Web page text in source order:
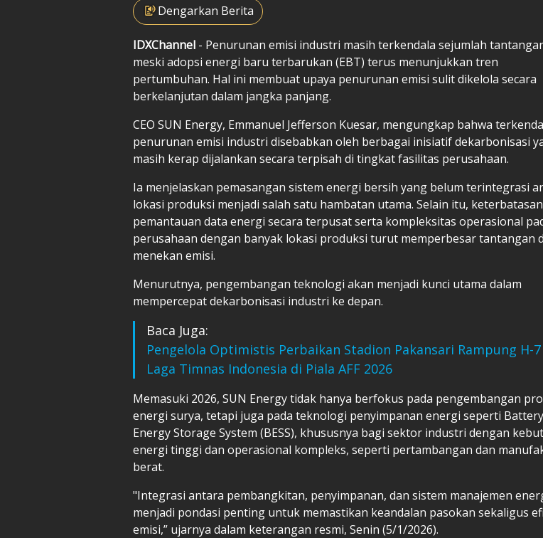
Dengarkan Berita
IDXChannel - Penurunan emisi industri masih terkendala sejumlah
meski adopsi energi baru terbarukan (EBT) terus menunjukkan tren
pertumbuhan. Hal ini membuat upaya penurunan emisi sulit dikelola secara
berkelanjutan dalam jangka panjang.
CEO SUN Energy, Emmanuel Jefferson Kuesar, mengungkap bahwa
penurunan emisi industri disebabkan oleh berbagai inisiatif dekarbonisasi
masih kerap dijalankan secara terpisah di tingkat fasilitas perusahaan.
Ia menjelaskan pemasangan sistem energi bersih yang belum terintegrasi
lokasi produksi menjadi salah satu hambatan utama. Selain itu, keterbatasan
pemantauan data energi secara terpusat serta kompleksitas operasional
perusahaan dengan banyak lokasi produksi turut memperbesar tantangan
menekan emisi.
Menurutnya, pengembangan teknologi akan menjadi kunci utama dalam
mempercepat dekarbonisasi industri ke depan.
Baca Juga:
Pengelola Optimistis Perbaikan Stadion Pakansari Rampung H-7
Laga Timnas Indonesia di Piala AFF 2026
Memasuki 2026, SUN Energy tidak hanya berfokus pada pengembangan
energi surya, tetapi juga pada teknologi penyimpanan energi seperti Battery
Energy Storage System (BESS), khususnya bagi sektor industri dengan
energi tinggi dan operasional kompleks, seperti pertambangan dan
berat.
"Integrasi antara pembangkitan, penyimpanan, dan sistem manajemen
menjadi pondasi penting untuk memastikan keandalan pasokan sekaligus
emisi,” ujarnya dalam keterangan resmi, Senin (5/1/2026).